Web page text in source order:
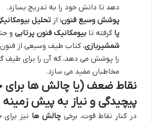
دهد تا دانش خود را به تدریج بسازد.
پوشش وسیع فنون: از تحلیل
پا گرفته تا بیومکانیک فنون پرتابی و
شمشیربازی، کتاب طیف وسیعی از
را پوشش می دهد، که آن را برای طیف
مخاطبان مفید می سازد.
نقاط ضعف (یا چالش ها برای
پیچیدگی و نیاز به پیش زمینه
در کنار نقاط قوت، برخیچالش ها نیز